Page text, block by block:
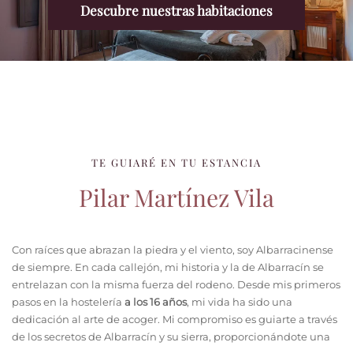
Descubre nuestras habitaciones
TE GUIARÉ EN TU ESTANCIA
Pilar Martínez Vila
Con raíces que abrazan la piedra y el viento, soy Albarracinense
de siempre. En cada callejón, mi historia y la de Albarracín se
entrelazan con la misma fuerza del rodeno. Desde mis primeros
pasos en la hostelería a los 16 años, mi vida ha sido una
dedicación al arte de acoger. Mi compromiso es guiarte a través
de los secretos de Albarracín y su sierra, proporcionándote una